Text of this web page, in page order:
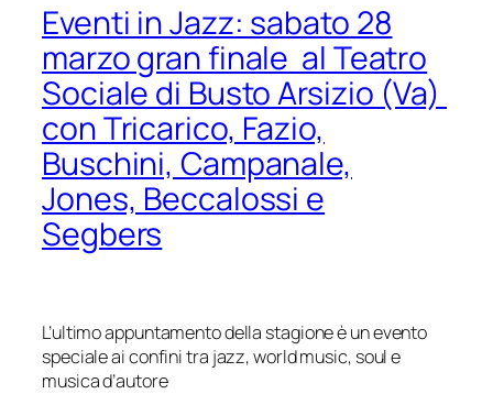
Eventi in Jazz: sabato 28
marzo gran finale al Teatro
Sociale di Busto Arsizio (Va)
con Tricarico, Fazio,
Buschini, Campanale,
Jones, Beccalossi e
Segbers
L’ultimo appuntamento della stagione è un evento
specialeai confini tra jazz, world music, soul e
musica d’autore